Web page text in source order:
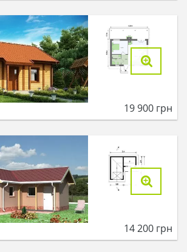
19 900 грн
14 200 грн